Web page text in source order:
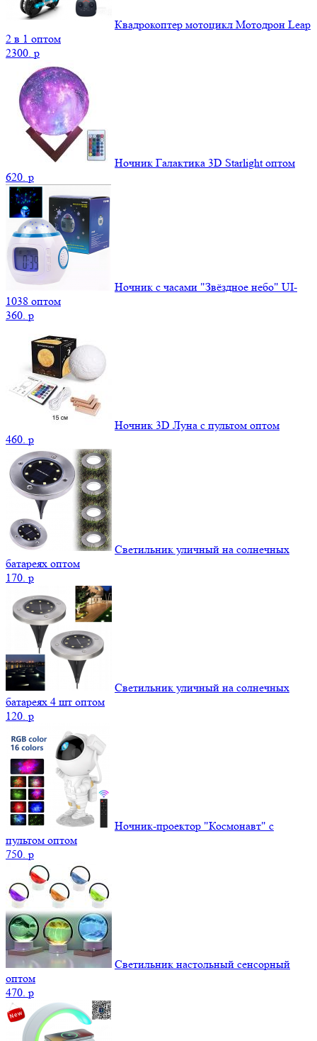
Квадрокоптер мотоцикл Мотодрон Leap
2 в 1 оптом
2300. p
Ночник Галактика 3D Starlight оптом
620. p
Ночник с часами "Звёздное небо" UI-
1038 оптом
360. p
Ночник 3D Луна c пультом оптом
460. p
Светильник уличный на солнечных
батареях оптом
170. p
Светильник уличный на солнечных
батареях 4 шт оптом
120. p
Ночник-проектор "Космонавт" с
пультом оптом
750. p
Светильник настольный сенсорный
оптом
470. p